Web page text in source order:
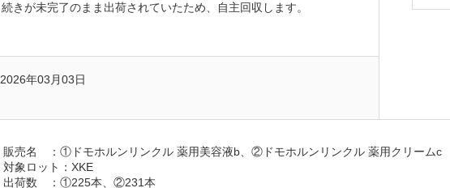
続きが未完了のまま出荷されていたため、自主回収します。
2026年03月03日
販売名　：①ドモホルンリンクル 薬用美容液b、②ドモホルンリンクル 薬用クリームc
対象ロット：XKE
出荷数　：①225本、②231本